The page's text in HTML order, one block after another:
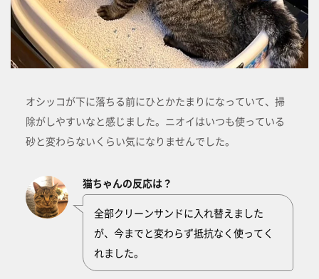
オシッコが下に落ちる前にひとかたまりになっていて、掃
除がしやすいなと感じました。ニオイはいつも使っている
砂と変わらないくらい気になりませんでした。
猫ちゃんの反応は？
全部クリーンサンドに入れ替えました
が、今までと変わらず抵抗なく使ってく
れました。